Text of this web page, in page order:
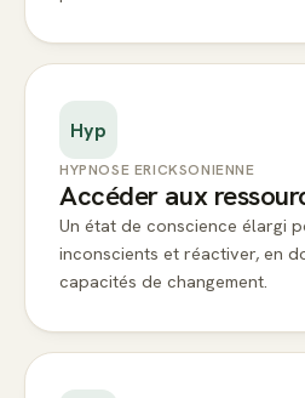
Hyp
HYPNOSE ERICKSONIENNE
Accéder aux
Un état de conscience élargi
inconscients et réactiver, en
capacités de changement.